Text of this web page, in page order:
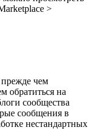
>
прежде чем
обратиться на
сообщества
сообщения в
нестандартных